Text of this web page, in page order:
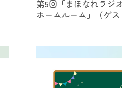
第5回「まほなれラジ
ホームルーム」
（ゲ